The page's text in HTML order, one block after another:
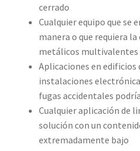
cerrado
Cualquier equipo que se
manera o que requiera
metálicos multivalentes
Aplicaciones en
instalaciones
fugas accidentales
Cualquier aplicación de
solución con un
extremadamente bajo